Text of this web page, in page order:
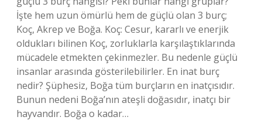
İşte hem uzun ömürlü hem de güçlü olan 3 burç;
Koç, Akrep ve Boğa. Koç: Cesur, kararlı ve enerjik
oldukları bilinen Koç, zorluklarla karşılaştıklarında
mücadele etmekten çekinmezler. Bu nedenle güçlü
insanlar arasında gösterilebilirler. En inat burç
nedir? Şüphesiz, Boğa tüm burçların en inatçısıdır.
Bunun nedeni Boğa’nın ateşli doğasıdır, inatçı bir
hayvandır. Boğa o kadar…